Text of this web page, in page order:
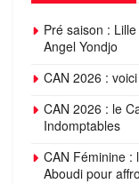
Pré saison :
Angel Yondjo
CAN 2026 :
CAN 2026 : le
Indomptables
CAN Féminine :
Aboudi pour